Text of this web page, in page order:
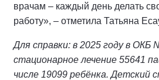
врачам – каждый день делать
работу», – отметила Татьяна
Для справки: в 2025 году в ОКБ
стационарное лечение 55641
числе 19099 ребёнка. Детский